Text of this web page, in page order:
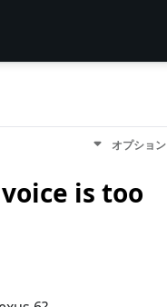
オプション
is too